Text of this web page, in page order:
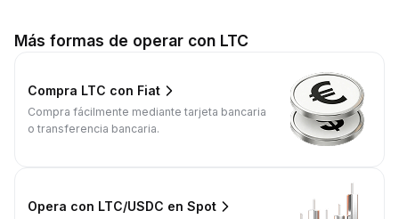
Más formas de operar con LTC
Compra LTC con Fiat
Compra fácilmente mediante tarjeta bancaria
o transferencia bancaria.
Opera con LTC/USDC en Spot